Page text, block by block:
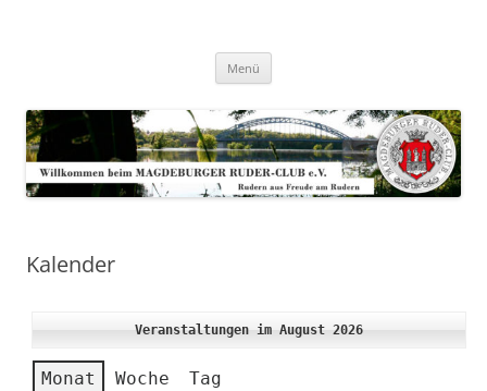
Menü
Kalender
Veranstaltungen im August 2026
Monat Woche Tag